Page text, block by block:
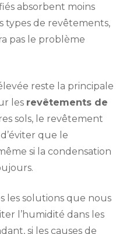
absorbent moins
types de revêtements,
pas le problème
reste la principale
les revêtements de
sols, le revêtement
que le
si la condensation
les solutions que nous
l’humidité dans les
si les causes de